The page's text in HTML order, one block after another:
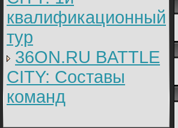
квалификационный
тур
36ON.RU BATTLE
CITY: Составы
команд